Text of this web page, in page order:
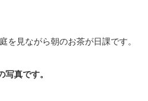
を見ながら朝のお茶が日課です。
真です。